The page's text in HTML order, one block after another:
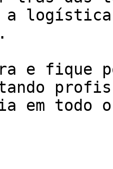
a
e fique
em todo